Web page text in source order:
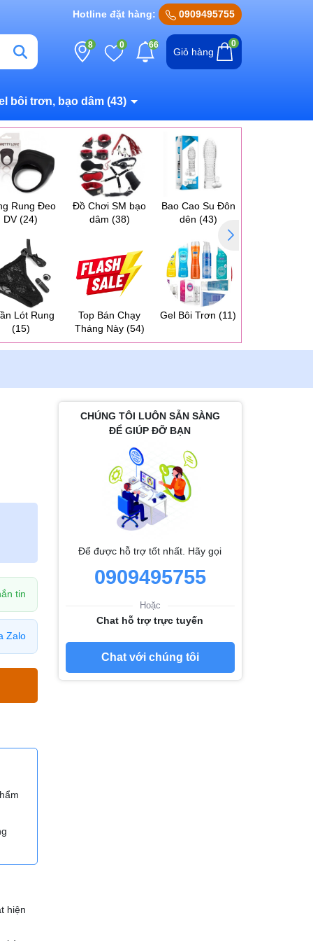
Hotline đặt hàng: 0909495755
8 0 66
Giỏ hàng
0
bôi trơn, bạo dâm (43)
Rung Đeo
DV(24)
Đồ Chơi SM bạo
dâm (38)
Bao Cao Su Đôn
dên (43)
Lót Rung
(15)
Top Bán Chạy
Tháng Này (54)
Gel Bôi Trơn (11)
tin
Zalo
hiện
CHÚNG TÔI LUÔN SẴN SÀNG
ĐỂ GIÚP ĐỠ BẠN
Để được hỗ trợ tốt nhất. Hãy gọi
0909495755
Hoặc
Chat hỗ trợ trực tuyến
Chat với chúng tôi